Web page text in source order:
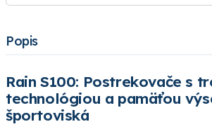
Popis
Rain S100: Postrekovače s
technológiou a pamäťou
športoviská